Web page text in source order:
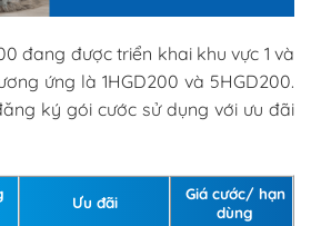
đang được triển khai khu vực 1 và
ứng là 1HGD200 và 5HGD200.
ký gói cước sử dụng với ưu đãi
Ưu đãi
Giá cước/ hạn
dùng